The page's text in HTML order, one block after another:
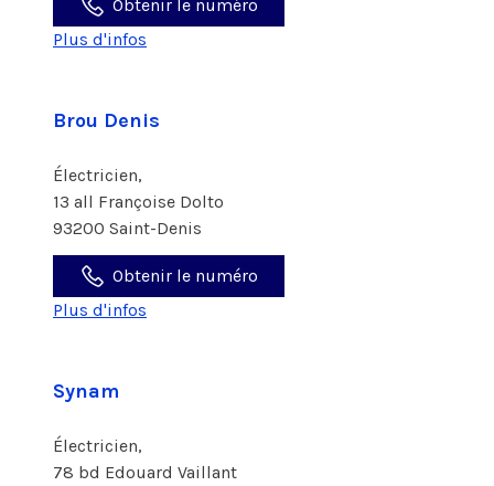
Obtenir le numéro
Plus d'infos
Brou Denis
Électricien,
13 all Françoise Dolto
93200 Saint-Denis
Obtenir le numéro
Plus d'infos
Synam
Électricien,
78 bd Edouard Vaillant